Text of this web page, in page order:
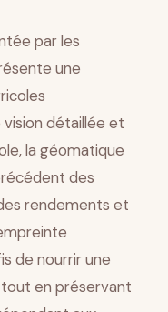
par les
une
détaillée et
la géomatique
des
rendements et
de nourrir une
en préservant